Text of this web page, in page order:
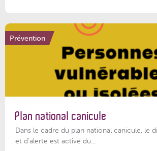
Prévention
Plan national canicule
Dans le cadre du plan national canicule, le
et d’alerte est activé du...